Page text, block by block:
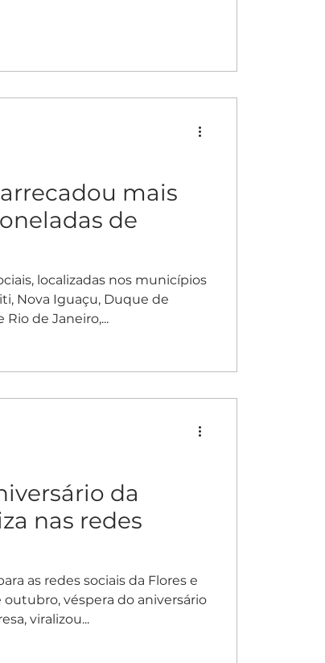
mais
de
localizadas nos municípios
Nova Iguaçu, Duque de
Rio de Janeiro,...
da
nas redes
as redes sociais da Flores e
véspera do aniversário
viralizou...